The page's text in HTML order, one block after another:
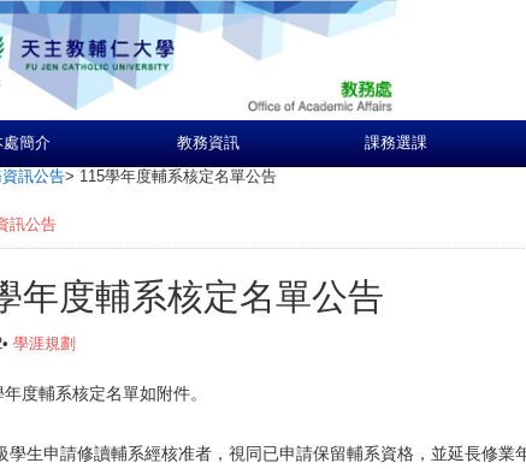
處簡介 教務資訊 課務選課
資訊公告> 115學年度輔系核定名單公告
訊公告
年度輔系核定名單公告
學涯規劃
度輔系核定名單如附件。
學生申請修讀輔系經核准者，視同已申請保留輔系資格，並延長修業